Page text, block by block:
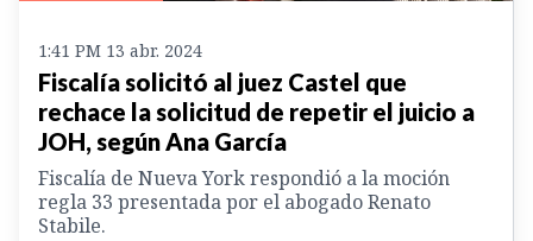
1:41 PM 13 abr. 2024
Fiscalía solicitó al juez Castel que
rechace la solicitud de repetir el juicio a
JOH, según Ana García
Fiscalía de Nueva York respondió a la moción
regla 33 presentada por el abogado Renato
Stabile.